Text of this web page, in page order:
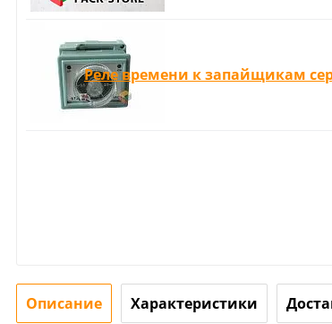
Реле времени к запайщикам
Описание Характеристики